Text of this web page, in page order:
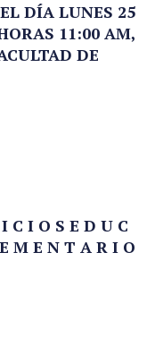
DÍA LUNES 25
11:00 AM,
DE
C I O S E D U C
M E N T A R I O